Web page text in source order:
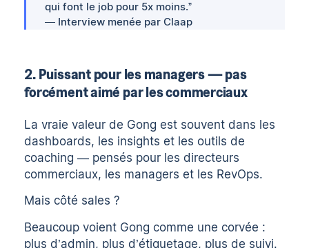
qui font le job pour 5x moins.”
— Interview menée par Claap
2. Puissant pour les managers — pas
forcément aimé par les commerciaux
La vraie valeur de Gong est souvent dans les
dashboards, les insights et les outils de
coaching — pensés pour les directeurs
commerciaux, les managers et les RevOps.
Mais côté sales ?
Beaucoup voient Gong comme une corvée :
plus d’admin, plus d’étiquetage, plus de suivi.